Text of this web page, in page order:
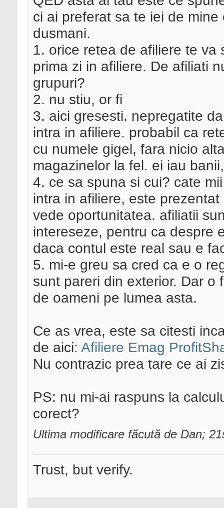
ci ai preferat sa te iei de
dusmani.
1. orice retea de afiliere te
prima zi in afiliere. De afiliati
grupuri?
2. nu stiu, or fi
3. aici gresesti. nepregatite
intra in afiliere. probabil ca
cu numele gigel, fara nicio
magazinelor la fel. ei iau
4. ce sa spuna si cui? cate
intra in afiliere, este
vede oportunitatea. afiliatii
intereseze, pentru ca despre
daca contul este real sau e
5. mi-e greu sa cred ca e o
sunt pareri din exterior. Dar
de oameni pe lumea asta.
Ce as vrea, este sa citesti
de aici: Afiliere Emag
Nu contrazic prea tare ce ai
PS: nu mi-ai raspuns la
corect?
Ultima modificare făcută de Dan;
Trust, but verify.